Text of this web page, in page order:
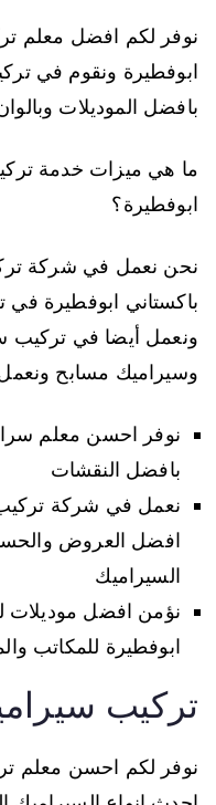
نوفر لكم افضل معلم
ابوفطيرة ونقوم في
بافضل الموديلات
ما هي ميزات خدمة
ابوفطيرة؟
نحن نعمل في شركة
باكستاني ابوفطيرة
ونعمل أيضا في تركيب
وسيراميك مسابح
نوفر احسن معلم
بافضل النقشات
نعمل في شركة
افضل العروض
السيراميك
نؤمن افضل موديلات
ابوفطيرة للمكاتب
تركيب
نوفر لكم احسن معلم